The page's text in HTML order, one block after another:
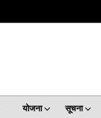
योजना सूचना